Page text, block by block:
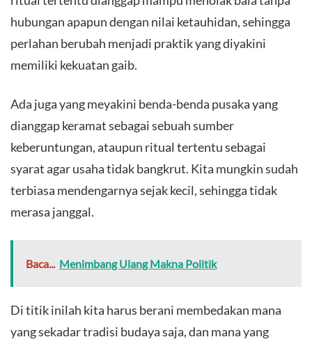
hubungan apapun dengan nilai ketauhidan, sehingga
perlahan berubah menjadi praktik yang diyakini
memiliki kekuatan gaib.
Ada juga yang meyakini benda-benda pusaka yang
dianggap keramat sebagai sebuah sumber
keberuntungan, ataupun ritual tertentu sebagai
syarat agar usaha tidak bangkrut. Kita mungkin sudah
terbiasa mendengarnya sejak kecil, sehingga tidak
merasa janggal.
Baca... Menimbang Ulang Makna Politik
Di titik inilah kita harus berani membedakan mana
yang sekadar tradisi budaya saja, dan mana yang